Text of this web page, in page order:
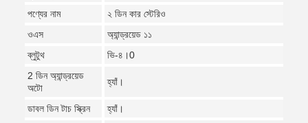
পণ্যের নাম
২ ডিন কার স্টেরিও
ওএস
অ্যান্ড্রয়েড ১১
ব্লুটুথ
ভি-৪।0
2 ডিন অ্যান্ড্রয়েড
অটো
হ্যাঁ।
ডাবল ডিন টাচ স্ক্রিন
হ্যাঁ।